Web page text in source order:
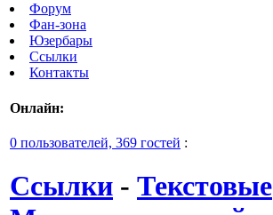
Форум
Фан-зона
Юзербары
Ссылки
Контакты
Онлайн:
0 пользователей, 369 гостей :
Ссылки - Текстовые